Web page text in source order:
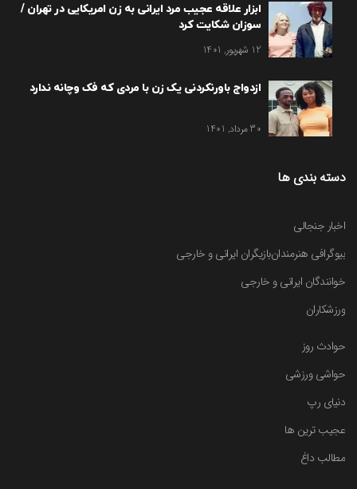
ابزار علاقه عجیب مرد ایرانی به زن امریکایی در تهران /
سوزان شکایت کرد
12 شهریور, 1401
ازدواج باورنکردنی یک زن با مردی که فک وچانه ندارد
30 مرداد, 1401
دسته بندی ها
اخبار جنجالی
بیوگرافی هنرمندانبازیگران ایرانی و خارجی
خوانندگان ایرانی و خارجی
ورزشکاران
حوادث روز
حواشی ورزشی
دنیای رپ
عجیب ترین ها
مطالب داغ